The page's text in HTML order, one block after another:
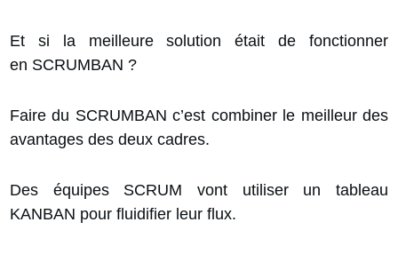
Et si la meilleure solution était de fonctionner
en SCRUMBAN ?
Faire du SCRUMBAN c’est combiner le meilleur des
avantages des deux cadres.
Des équipes SCRUM vont utiliser un tableau
KANBAN pour fluidifier leur flux.